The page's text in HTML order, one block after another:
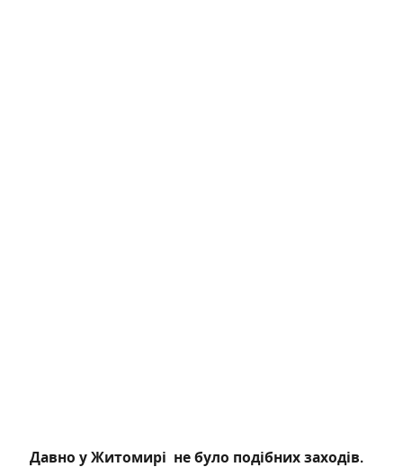
Давно у Житомирі не було подібних заходів.